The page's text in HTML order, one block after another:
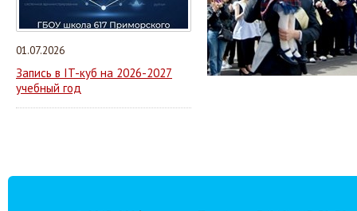
01.07.2026
Запись в IT-куб на 2026-2027
учебный год